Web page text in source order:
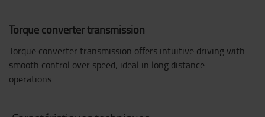
Torque converter transmission
Torque converter transmission offers intuitive driving with
smooth control over speed; ideal in long distance
operations.